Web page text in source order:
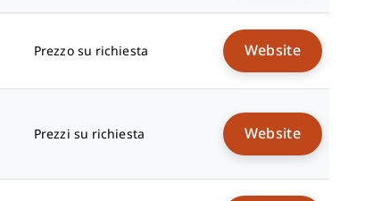
Prezzo su richiesta Website
Prezzi su richiesta Website